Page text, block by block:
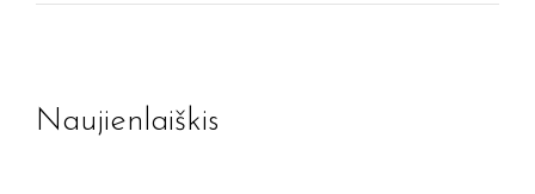
Naujienlaiškis